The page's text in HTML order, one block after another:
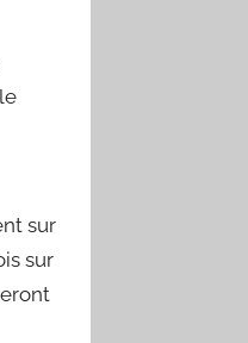
sur
sur